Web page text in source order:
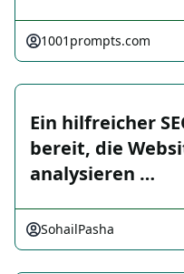
1001prompts.com
Ein hilfreicher
bereit, die
analysieren …
SohailPasha